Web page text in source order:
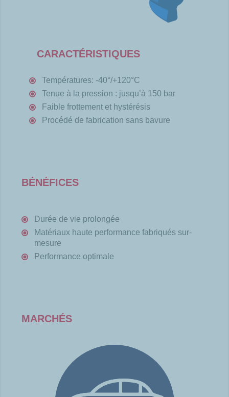
CARACTÉRISTIQUES
Températures: -40°/+120°C
Tenue à la pression : jusqu’à 150 bar
Faible frottement et hystérésis
Procédé de fabrication sans bavure
BÉNÉFICES
Durée de vie prolongée
Matériaux haute performance fabriqués sur-
mesure
Performance optimale
MARCHÉS